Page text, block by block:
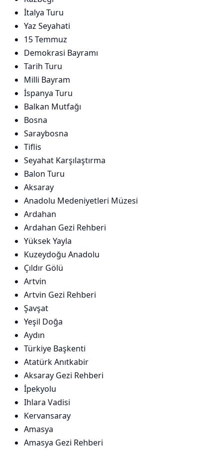
İtalya Turu
Yaz Seyahati
15 Temmuz
Demokrasi Bayramı
Tarih Turu
Milli Bayram
İspanya Turu
Balkan Mutfağı
Bosna
Saraybosna
Tiflis
Seyahat Karşılaştırma
Balon Turu
Aksaray
Anadolu Medeniyetleri Müzesi
Ardahan
Ardahan Gezi Rehberi
Yüksek Yayla
Kuzeydoğu Anadolu
Çıldır Gölü
Artvin
Artvin Gezi Rehberi
Şavşat
Yeşil Doğa
Aydın
Türkiye Başkenti
Atatürk Anıtkabir
Aksaray Gezi Rehberi
İpekyolu
Ihlara Vadisi
Kervansaray
Amasya
Amasya Gezi Rehberi